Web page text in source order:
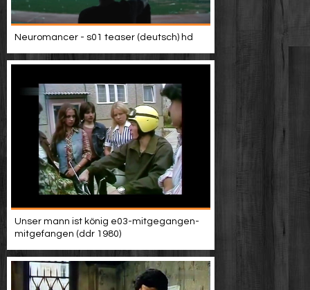
Neuromancer - s01 teaser (deutsch) hd
Unser mann ist könig e03-mitgegangen-
mitgefangen (ddr 1980)